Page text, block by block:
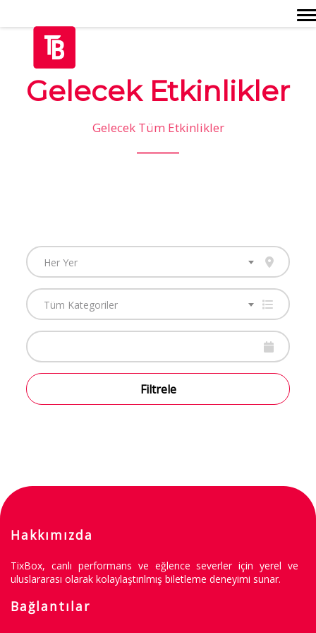
Gelecek Etkinlikler
Gelecek Tüm Etkinlikler
Her Yer
Tüm Kategoriler
Filtrele
Hakkımızda
TixBox, canlı performans ve eğlence severler için yerel ve
uluslararası olarak kolaylaştırılmış biletleme deneyimi sunar.
Bağlantılar